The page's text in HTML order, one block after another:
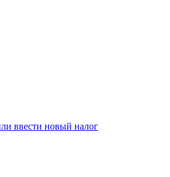
ввести новый налог